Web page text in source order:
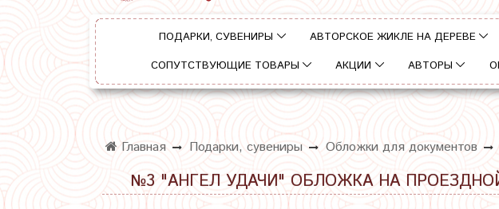
ПОДАРКИ, СУВЕНИРЫ АВТОРСКОЕ ЖИКЛЕ НА ДЕРЕВЕ
СОПУТСТВУЮЩИЕ ТОВАРЫ
АКЦИИ АВТОРЫ
Главная Подарки, сувениры Обложки для документов
№3 "АНГЕЛ УДАЧИ" ОБЛОЖКА НА